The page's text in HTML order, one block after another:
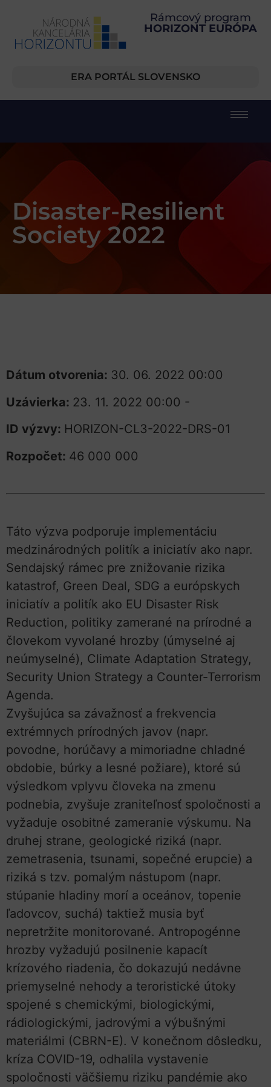
Rámcový program
HORIZONT EURÓPA
ERA PORTÁL SLOVENSKO
Disaster-Resilient
Society 2022
Dátum otvorenia: 30. 06. 2022 00:00
Uzávierka: 23. 11. 2022 00:00 -
ID výzvy: HORIZON-CL3-2022-DRS-01
Rozpočet: 46 000 000
Táto výzva podporuje implementáciu
medzinárodných politík a iniciatív ako napr.
Sendajský rámec pre znižovanie rizika
katastrof, Green Deal, SDG a európskych
iniciatív a politík ako EU Disaster Risk
Reduction, politiky zamerané na prírodné a
človekom vyvolané hrozby (úmyselné aj
neúmyselné), Climate Adaptation Strategy,
Security Union Strategy a Counter-Terrorism
Agenda.
Zvyšujúca sa závažnosť a frekvencia
extrémnych prírodných javov (napr.
povodne, horúčavy a mimoriadne chladné
obdobie, búrky a lesné požiare), ktoré sú
výsledkom vplyvu človeka na zmenu
podnebia, zvyšuje zraniteľnosť spoločnosti a
vyžaduje osobitné zameranie výskumu. Na
druhej strane, geologické riziká (napr.
zemetrasenia, tsunami, sopečné erupcie) a
riziká s tzv. pomalým nástupom (napr.
stúpanie hladiny morí a oceánov, topenie
ľadovcov, suchá) taktiež musia byť
nepretržite monitorované. Antropogénne
hrozby vyžadujú posilnenie kapacít
krízového riadenia, čo dokazujú nedávne
priemyselné nehody a teroristické útoky
spojené s chemickými, biologickými,
rádiologickými, jadrovými a výbušnými
materiálmi (CBRN-E). V konečnom dôsledku,
kríza COVID-19, odhalila vystavenie
spoločnosti väčšiemu riziku pandémie ako